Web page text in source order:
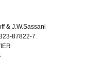
& J.W.Sassani
87822-7